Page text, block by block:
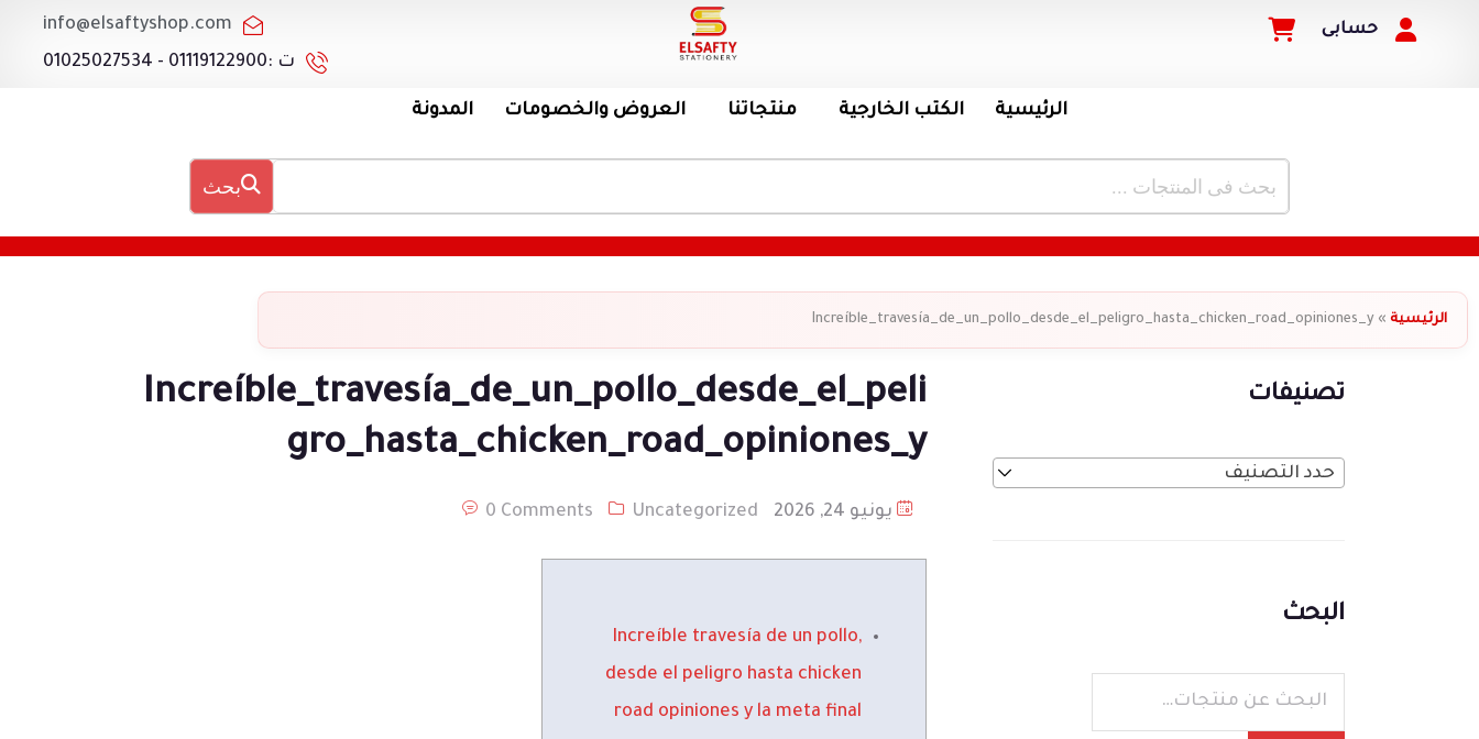
حسابى
info@elsaftyshop.com
ت :01119122900 - 01025027534
الرئيسية الكتب الخارجية منتجاتنا العروض والخصومات المدونة
بحث
الرئيسية »
Increíble_travesía_de_un_pollo_desde_el_peligro_hasta_chicken_road_opiniones_y
Increíble_travesía_de_un_pollo_desde_el_peli
gro_hasta_chicken_road_opiniones_y
يونيو 24, 2026 Uncategorized
0 Comments
Increíble travesía de un pollo,
desde el peligro hasta chicken
road opiniones y la meta final
تصنيفات
حدد التصنيف
البحث